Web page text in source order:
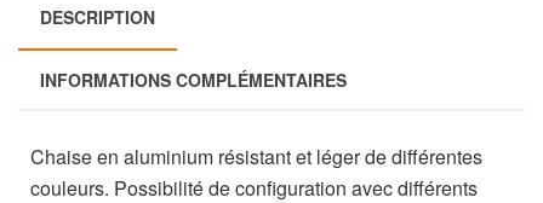
DESCRIPTION
INFORMATIONS COMPLÉMENTAIRES
Chaise en aluminium résistant et léger de différentes
couleurs. Possibilité de configuration avec différents